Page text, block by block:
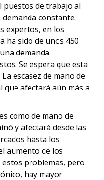
puestos de trabajo al
constante.
expertos, en los
ha sido de unos 450
demanda
Se espera que esta
escasez de mano de
afectará aún más a
como de mano de
y afectará desde las
hasta los
aumento de los
estos problemas, pero
hay mayor